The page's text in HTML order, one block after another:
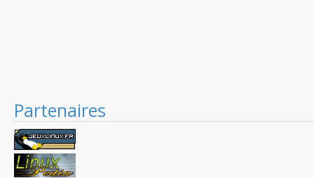
Partenaires